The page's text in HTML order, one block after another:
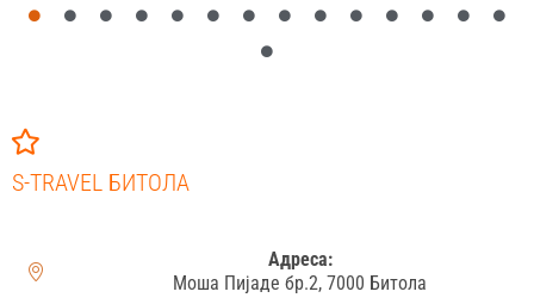
S-TRAVEL БИТОЛА
Адреса:
Моша Пијаде бр.2, 7000 Битола